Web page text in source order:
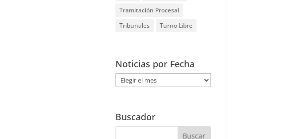
Tramitación Procesal
Tribunales
Turno Libre
Noticias por Fecha
Noticias
por
Buscador